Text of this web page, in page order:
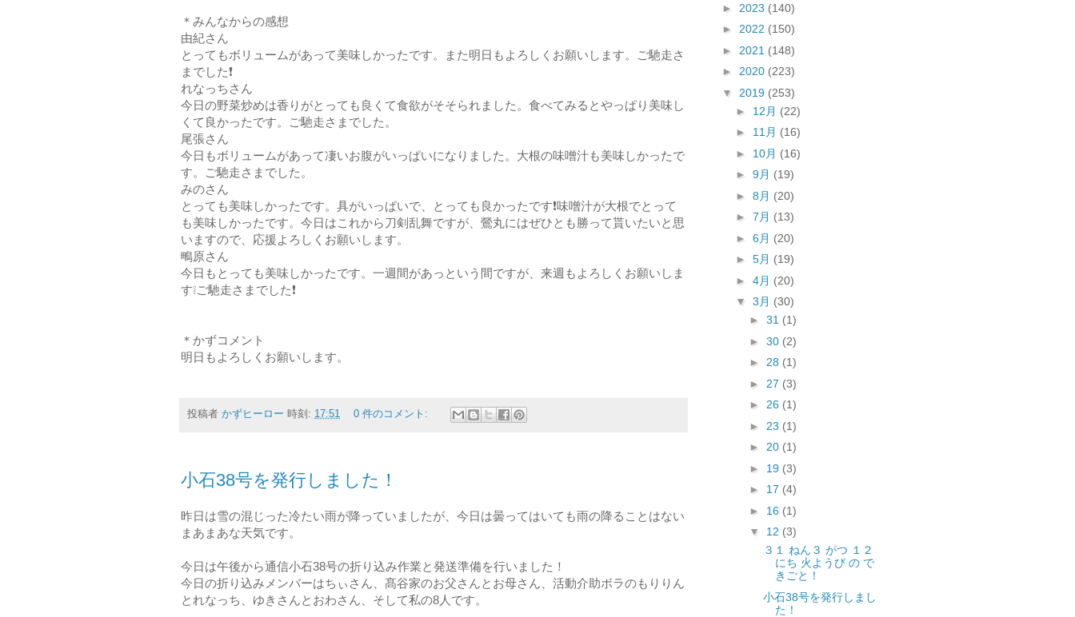
＊みんなからの感想
由紀さん
とってもボリュームがあって美味しかったです。また明日もよろしくお願いします。ご馳走さ
までした❗
れなっちさん
今日の野菜炒めは香りがとっても良くて食欲がそそられました。食べてみるとやっぱり美味し
くて良かったです。ご馳走さまでした。
尾張さん
今日もボリュームがあって凄いお腹がいっぱいになりました。大根の味噌汁も美味しかったで
す。ご馳走さまでした。
みのさん
とっても美味しかったです。具がいっぱいで、とっても良かったです❗味噌汁が大根でとって
も美味しかったです。今日はこれから刀剣乱舞ですが、鶯丸にはぜひとも勝って貰いたいと思
いますので、応援よろしくお願いします。
鴫原さん
今日もとっても美味しかったです。一週間があっという間ですが、来週もよろしくお願いしま
す❕ご馳走さまでした❗
＊かずコメント
明日もよろしくお願いします。
投稿者 かずヒーロー 時刻: 17:51 0 件のコメント:
小石38号を発行しました！
昨日は雪の混じった冷たい雨が降っていましたが、今日は曇ってはいても雨の降ることはない
まあまあな天気です。
今日は午後から通信小石38号の折り込み作業と発送準備を行いました！
今日の折り込みメンバーはちぃさん、髙谷家のお父さんとお母さん、活動介助ボラのもりりん
とれなっち、ゆきさんとおわさん、そして私の8人です。
► 2023 (140)
► 2022 (150)
► 2021 (148)
► 2020 (223)
▼ 2019 (253)
► 12月 (22)
► 11月 (16)
► 10月 (16)
► 9月 (19)
► 8月 (20)
► 7月 (13)
► 6月 (20)
► 5月 (19)
► 4月 (20)
▼ 3月 (30)
► 31 (1)
► 30 (2)
► 28 (1)
► 27 (3)
► 26 (1)
► 23 (1)
► 20 (1)
► 19 (3)
► 17 (4)
► 16 (1)
▼ 12 (3)
３１ ねん３ がつ １２
にち 火ようび の で
きごと！
小石38号を発行しまし
た！